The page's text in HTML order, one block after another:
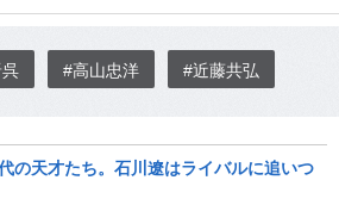
#高山忠洋 #近藤共弘
の天才たち。石川遼はライバルに追いつ